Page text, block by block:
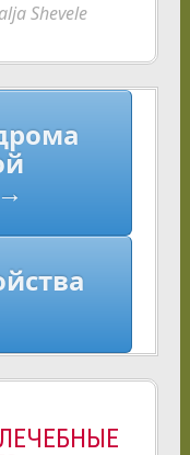
Shevele